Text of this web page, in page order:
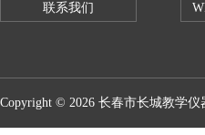
联系我们
Copyright © 2026 长春市长城教学